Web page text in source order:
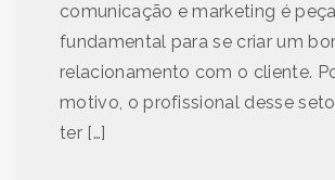
comunicação e marketing é peça
fundamental para se criar um
relacionamento com o cliente.
motivo, o profissional desse
ter […]